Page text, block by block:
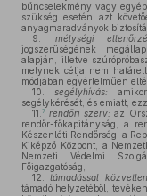
bűncselekmény vagy
szükség esetén azt
anyagmaradványok
9.
mélységi
jogszerűségének
alapján, illetve
melynek célja nem
módjában egyértelműen
10.
segélyhívás:
segélykérését, és emiatt,
11. 7 rendőri szerv: az
rendőr-főkapitányság, a
Készenléti Rendőrség, a
Kiképző Központ, a
Nemzeti Védelmi
Főigazgatóság,
12.
támadással
támadó helyzetéből,